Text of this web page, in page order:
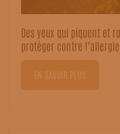
Des yeux qui piquent et
protéger contre l’allergie
EN SAVOIR PLUS